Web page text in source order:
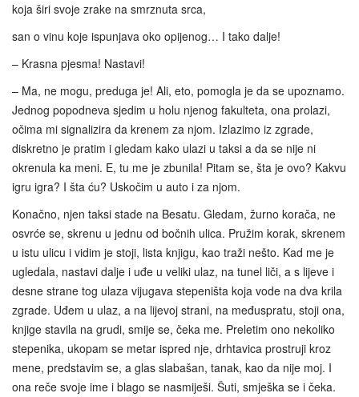
koja širi svoje zrake na smrznuta srca,
san o vinu koje ispunjava oko opijenog… I tako dalje!
– Krasna pjesma! Nastavi!
– Ma, ne mogu, preduga je! Ali, eto, pomogla je da se upoznamo.
Jednog popodneva sjedim u holu njenog fakulteta, ona prolazi,
očima mi signalizira da krenem za njom. Izlazimo iz zgrade,
diskretno je pratim i gledam kako ulazi u taksi a da se nije ni
okrenula ka meni. E, tu me je zbunila! Pitam se, šta je ovo? Kakvu
igru igra? I šta ću? Uskočim u auto i za njom.
Konačno, njen taksi stade na Besatu. Gledam, žurno korača, ne
osvrće se, skrenu u jednu od bočnih ulica. Pružim korak, skrenem
u istu ulicu i vidim je stoji, lista knjigu, kao traži nešto. Kad me je
ugledala, nastavi dalje i uđe u veliki ulaz, na tunel liči, a s lijeve i
desne strane tog ulaza vijugava stepeništa koja vode na dva krila
zgrade. Uđem u ulaz, a na lijevoj strani, na međuspratu, stoji ona,
knjige stavila na grudi, smije se, čeka me. Preletim ono nekoliko
stepenika, ukopam se metar ispred nje, drhtavica prostruji kroz
mene, predstavim se, a glas slabašan, tanak, kao da nije moj. I
ona reče svoje ime i blago se nasmiješi. Šuti, smješka se i čeka.